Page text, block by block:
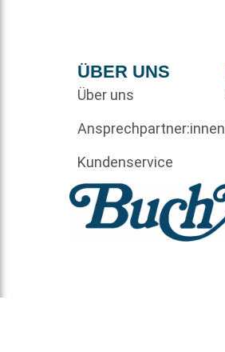
ÜBER UNS
Über uns
Ansprechpartner:innen
Kundenservice